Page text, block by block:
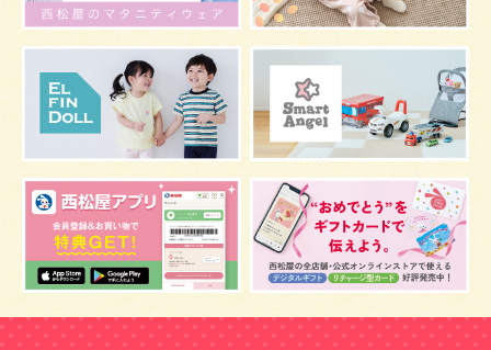
夜間断乳 お風呂 嫌がる うんち 髪の毛
視力 虫よけ
骨盤ベルトの基礎知識 骨盤ベルトの効果 栄養素
保存 マスク 予防
骨盤ベルトの注意点 感染症 双子
しこり おっぱい 水着 安全対策 おすすめ
マザーバッグ 予防注射 幼児期 アレルギー
反抗期 双胎妊娠 便秘 うなぎ 乳幼児